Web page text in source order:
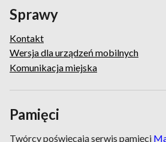
Sprawy
Kontakt
Wersja dla urządzeń mobilnych
Komunikacja miejska
Pamięci
Twórcy poświęcają serwis pamięci